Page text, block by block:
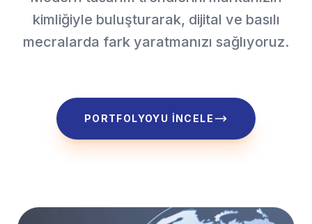
kimliğiyle buluşturarak, dijital ve basılı
mecralarda fark yaratmanızı sağlıyoruz.
PORTFOLYOYU İNCELE